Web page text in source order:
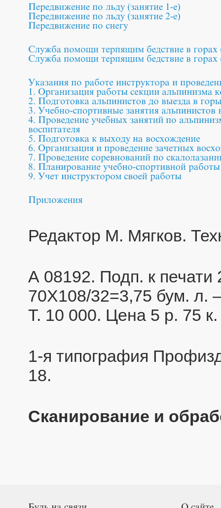
Редактор М. Мягков.
А 08192. Подп. к печати
70Х108/32=3,75 бум. л.
Т. 10 000. Цена 5 р. 75
1-я типография
18.
Сканирование и